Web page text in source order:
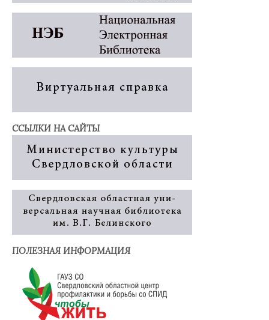
ССЫЛКИ НА САЙТЫ
ПОЛЕЗНАЯ ИНФОРМАЦИЯ